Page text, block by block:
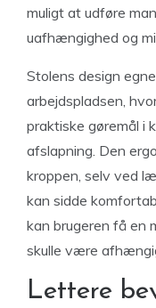
muligt at udføre
uafhængighed og
Stolens design
arbejdspladsen,
praktiske gøremål i
afslapning. Den
kroppen, selv ved
kan sidde
kan brugeren få en
skulle være
Lettere